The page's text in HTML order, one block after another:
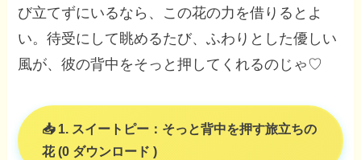
び立てずにいるなら、この花の力を借りるとよ
い。待受にして眺めるたび、ふわりとした優しい
風が、彼の背中をそっと押してくれるのじゃ♡
1. スイートピー：そっと背中を押す旅立ちの
花 (0 ダウンロード )